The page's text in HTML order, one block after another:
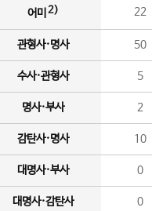
어미 2) 22
관형사·명사 50
수사·관형사 5
명사·부사 2
감탄사·명사 10
대명사·부사 0
대명사·감탄사 0